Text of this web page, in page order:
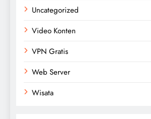
Uncategorized
Video Konten
VPN Gratis
Web Server
Wisata